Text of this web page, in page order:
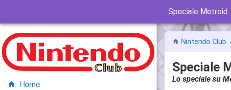
Speciale Metroid
Nintendo Club
Speciale
Lo speciale su
Home